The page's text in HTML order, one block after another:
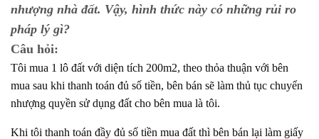
nhượng nhà đất. Vậy, hình thức này có những rủi ro
pháp lý gì?
Câu hỏi:
Tôi mua 1 lô đất với diện tích 200m2, theo thỏa thuận với bên
mua sau khi thanh toán đủ số tiền, bên bán sẽ làm thủ tục chuyển
nhượng quyền sử dụng đất cho bên mua là tôi.
Khi tôi thanh toán đầy đủ số tiền mua đất thì bên bán lại làm giấy